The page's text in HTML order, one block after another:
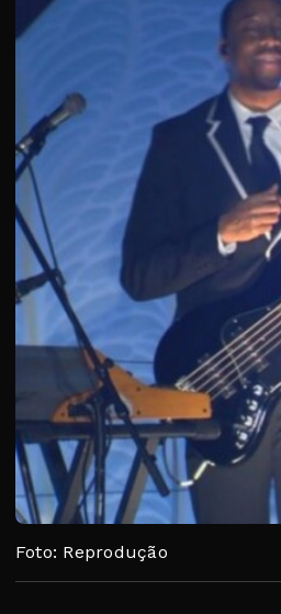
Foto: Reprodução